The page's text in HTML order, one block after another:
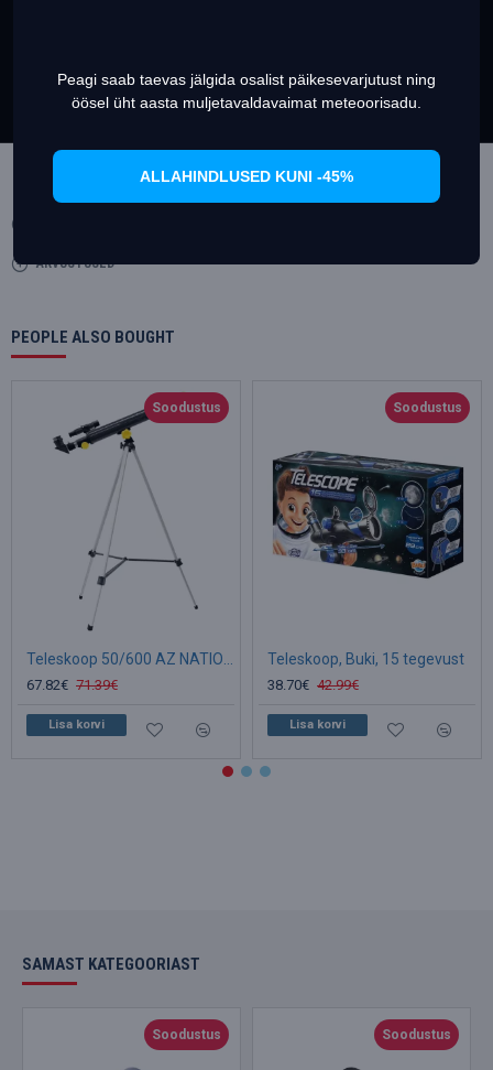
Set Prefrences Allow Cookies
Kott
ARVUSTUSED
PEOPLE ALSO BOUGHT
Soodustus
67.82€ 71.39€
Lisa korvi
Soodustus
Teleskoop, Buki, 15 tegevust
38.70€ 42.99€
Lisa korvi
SAMAST KATEGOORIAST
Soodustus Soodustus
Peagi saab taevas jälgida osalist päikesevarjutust ning
öösel üht aasta muljetavaldavaimat meteoorisadu.
ALLAHINDLUSED KUNI -45%